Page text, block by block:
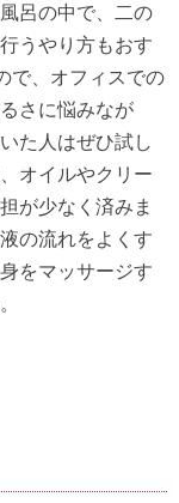
呂の中で、二の
うやり方もおす
で、オフィスでの
さに悩みなが
た人はぜひ試し
オイルやクリー
が少なく済みま
の流れをよくす
をマッサージす